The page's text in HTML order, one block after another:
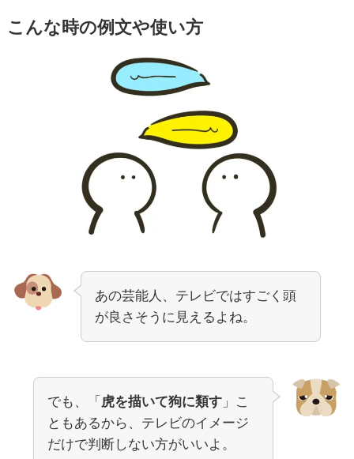
こんな時の例文や使い方
あの芸能人、テレビではすごく頭
が良さそうに見えるよね。
でも、「 虎を描いて狗に類す」こ
ともあるから、テレビのイメージ
だけで判断しない方がいいよ。